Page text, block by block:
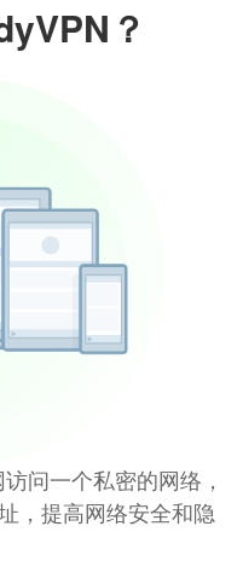
？
问一个私密的网络，
，提高网络安全和隐